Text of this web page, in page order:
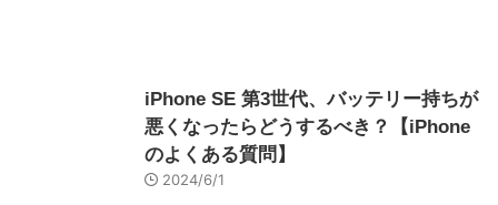
iPhone SE 第3世代、バッテリー持ちが
悪くなったらどうするべき？【iPhone
のよくある質問】
2024/6/1